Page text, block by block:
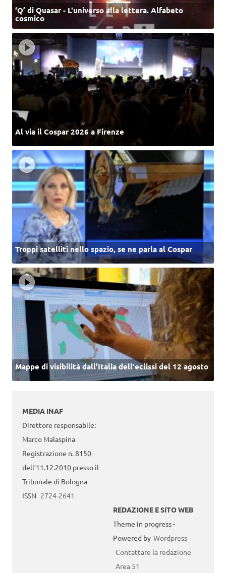
‘Q’ di Quasar - L'universo alla lettera. Alfabeto
cosmico
Al via il Cospar 2026 a Firenze
Troppi satelliti nello spazio, se ne parla al Cospar
Mappe di visibilità dall’Italia dell'eclissi del 12 agosto
MEDIA INAF
Direttore responsabile:
Marco Malaspina
Registrazione n. 8150
dell’11.12.2010 presso il
Tribunale di Bologna
ISSN 2724-2641
REDAZIONE E SITO WEB
Theme in progress -
Powered by Wordpress
Contattare la redazione
Area 51